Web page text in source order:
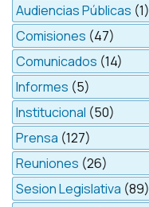
Audiencias Públicas (1)
Comisiones (47)
Comunicados (14)
Informes (5)
Institucional (50)
Prensa (127)
Reuniones (26)
Sesion Legislativa (89)